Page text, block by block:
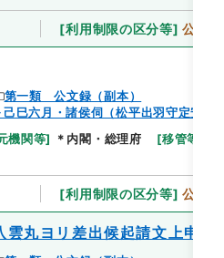
[利用制限の区分等] 公開
第一類 公文録（副本）
巳六月・諸侯伺（松平出羽守定安）
機関等] ＊内閣・総理府 [移管等年度
[利用制限の区分等] 公開
丸ヨリ差出候起請文上申